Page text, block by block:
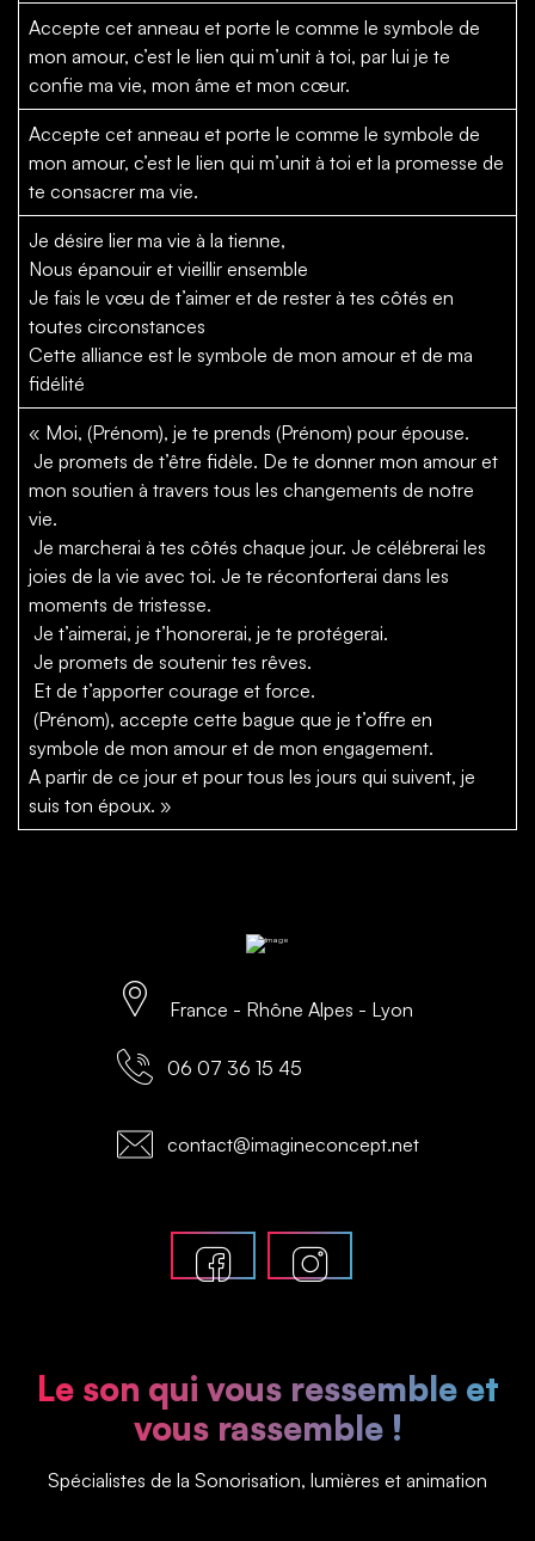
Accepte cet anneau et porte le comme le symbole de
mon amour, c’est le lien qui m’unit à toi, par lui je te
confie ma vie, mon âme et mon cœur.
Accepte cet anneau et porte le comme le symbole de
mon amour, c’est le lien qui m’unit à toi et la promesse de
te consacrer ma vie.
Je désire lier ma vie à la tienne,
Nous épanouir et vieillir ensemble
Je fais le vœu de t’aimer et de rester à tes côtés en
toutes circonstances
Cette alliance est le symbole de mon amour et de ma
fidélité
« Moi, (Prénom), je te prends (Prénom) pour épouse.
Je promets de t’être fidèle. De te donner mon amour et
mon soutien à travers tous les changements de notre
vie.
Je marcherai à tes côtés chaque jour. Je célébrerai les
joies de la vie avec toi. Je te réconforterai dans les
moments de tristesse.
Je t’aimerai, je t’honorerai, je te protégerai.
Je promets de soutenir tes rêves.
Et de t’apporter courage et force.
(Prénom), accepte cette bague que je t’offre en
symbole de mon amour et de mon engagement.
A partir de ce jour et pour tous les jours qui suivent, je
suis ton époux. »
France - Rhône Alpes - Lyon
06 07 36 15 45
contact@imagineconcept.net
Le son qui vous ressemble et
vous rassemble !
Spécialistes de la Sonorisation, lumières et animation